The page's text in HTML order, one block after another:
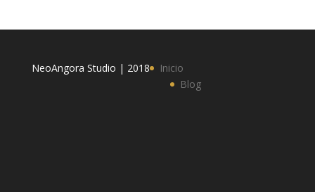
NeoAngora Studio | 2018
Inicio
Blog